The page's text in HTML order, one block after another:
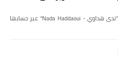
هيت بلادي : نشرت الفنانة المغربية "ندى هداوي - Nada Haddaoui" عبر حسابها